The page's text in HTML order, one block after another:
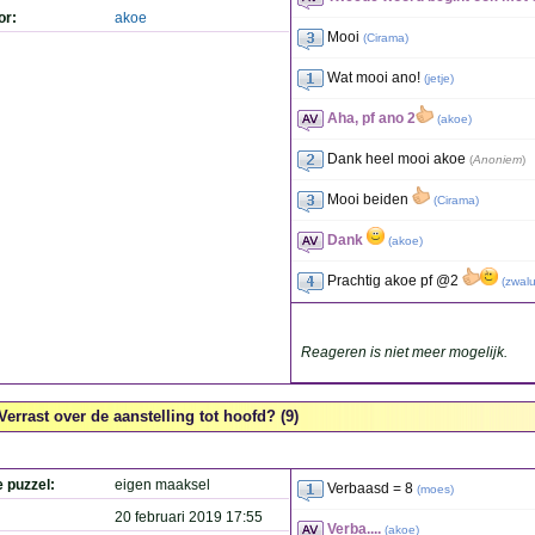
akoe
Mooi (Cirama)
Wat mooi ano! (jetje)
Aha, pf ano 2 (akoe)
Dank heel mooi akoe (Anoniem)
Mooi beiden (Cirama)
Dank (akoe)
Prachtig akoe pf @2 (
Reageren is niet meer mogelijk.
over de aanstelling tot hoofd? (9)
puzzel:
eigen maaksel
20 februari 2019 17:55
Verbaasd = 8 (moes)
Verba.... (akoe)